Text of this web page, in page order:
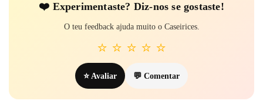
❤️ Experi­mentaste? Diz-nos se gostaste!
O teu feedback ajuda muito o Caseirices.
⭐ ⭐ ⭐ ⭐ ⭐
⭐ Avaliar 💬 Comentar